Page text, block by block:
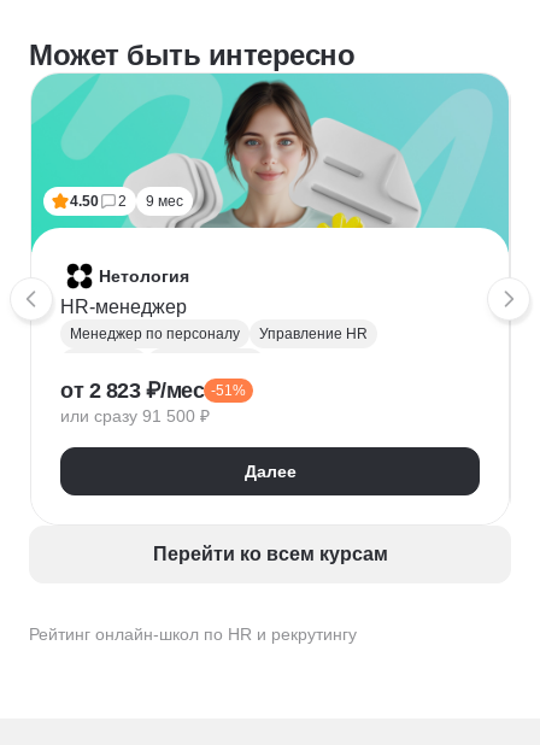
Рейтинг онлайн-школ по HR и рекрутингу
Может быть интересно
4.50 2 9 мес
Нетология
HR-менеджер
Менеджер по персоналу
Управление HR
HRBP (HR бизнес-партнёр)
Обучение и развитие персонала
Кадровое делопроизводство
Оценка персонала и аттестация
Управление персоналом
Employee Journey Map
от 2 823 ₽/мес -51%
или сразу 91 500 ₽
Далее
Перейти ко всем курсам